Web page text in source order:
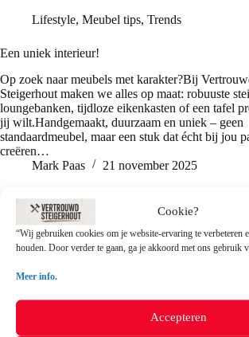
Cookie?
“Wij gebruiken cookies om je website-ervaring te verbeteren
houden. Door verder te gaan, ga je akkoord met ons gebruik
Meer info.
Accepteren
Lifestyle, Meubel tips, Trends
Een uniek interieur!
Op zoek naar meubels met karakter?Bij
Steigerhout maken we alles op maat: robuuste
loungebanken, tijdloze eikenkasten of een tafel
jij wilt.Handgemaakt, duurzaam en uniek – geen
standaardmeubel, maar een stuk dat écht bij jou
creëren…
Mark Paas
21 november 2025
Contact ons:
Bij vragen over uw bestelling:
contact@vertrouwdsteigerhout.nl
ons via de onderstaande
knop (